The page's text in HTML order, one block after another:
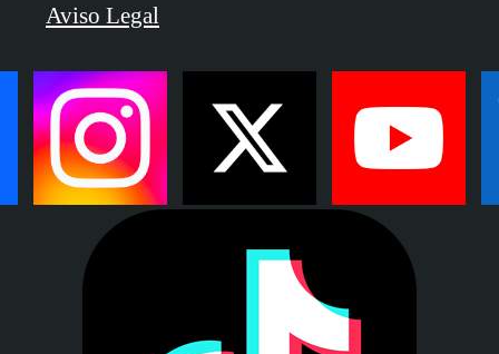
Aviso Legal